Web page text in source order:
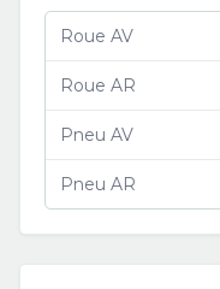
Roue AV
Roue AR
Pneu AV
Pneu AR